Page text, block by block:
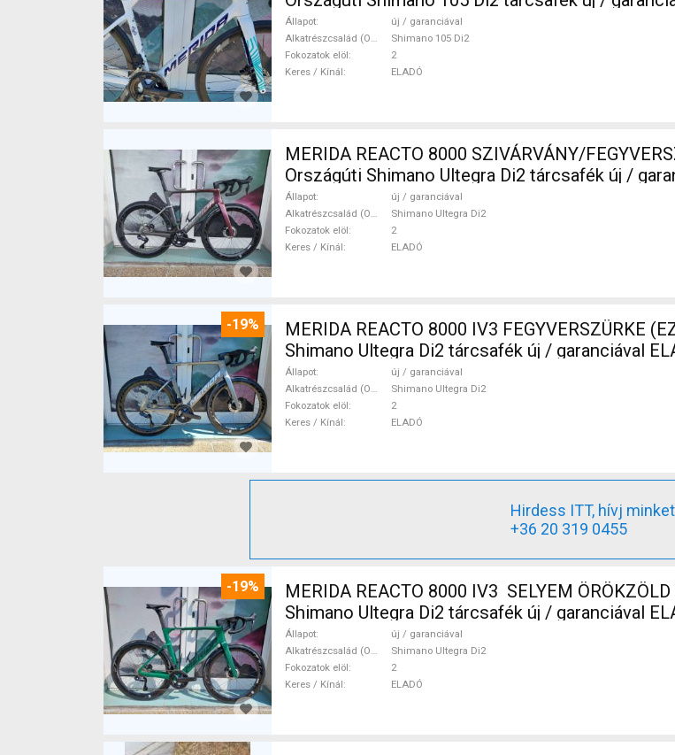
Állapot
új / garanciával
Alkatrészcsalád (Outi)
Shimano 105 Di2
Fokozatok elöl
2
Keres / Kínál
ELADÓ
MERIDA REACTO 8000 SZIVÁRVÁNY/
Országúti Shimano Ultegra Di2 tárcsafék új /
Állapot
új / garanciával
Alkatrészcsalád (Outi)
Shimano Ultegra Di2
Fokozatok elöl
2
Keres / Kínál
ELADÓ
-19%
MERIDA REACTO 8000 IV3 FEGYVERSZÜRKE
Shimano Ultegra Di2 tárcsafék új / garanciával
Állapot
új / garanciával
Alkatrészcsalád (Outi)
Shimano Ultegra Di2
Fokozatok elöl
2
Keres / Kínál
ELADÓ
Hirdess ITT, hívj
+36 20 319 0455
-19%
MERIDA REACTO 8000 IV3 SELYEM
Shimano Ultegra Di2 tárcsafék új / garanciával
Állapot
új / garanciával
Alkatrészcsalád (Outi)
Shimano Ultegra Di2
Fokozatok elöl
2
Keres / Kínál
ELADÓ